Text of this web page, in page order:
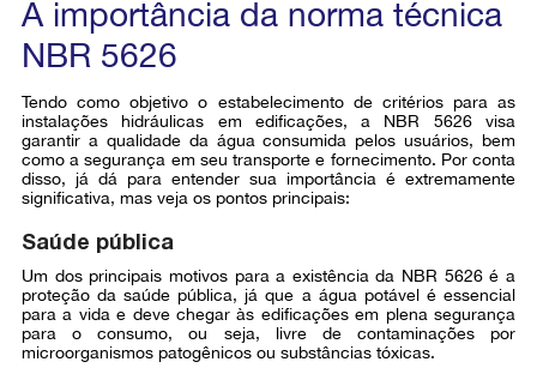
A importância da norma técnica
NBR 5626
Tendo como objetivo o estabelecimento de critérios para as
instalações hidráulicas em edificações, a NBR 5626 visa
garantir a qualidade da água consumida pelos usuários, bem
como a segurança em seu transporte e fornecimento. Por conta
disso, já dá para entender sua importância é extremamente
significativa, mas veja os pontos principais:
Saúde pública
Um dos principais motivos para a existência da NBR 5626 é a
proteção da saúde pública, já que a água potável é essencial
para a vida e deve chegar às edificações em plena segurança
para o consumo, ou seja, livre de contaminações por
microorganismos patogênicos ou substâncias tóxicas.